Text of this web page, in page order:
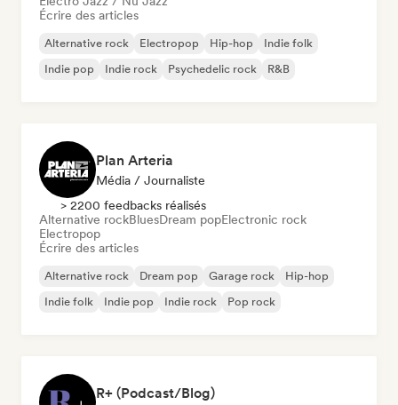
Écrire des articles
Alternative rock Electropop Hip-hop
Indie folk
Indie pop
Indie rock Psychedelic rock R&B
Plan Arteria
Média / Journaliste
> 2200 feedbacks réalisés
Alternative rockBluesDream popElectronic rock
Electropop
Écrire des articles
Alternative rock Dream pop Garage rock
Hip-hop
Indie folk
Indie pop Indie rock Pop rock
R+ (Podcast/Blog)